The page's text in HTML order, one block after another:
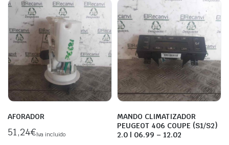
AFORADOR
51,24€Iva incluido
MANDO CLIMATIZADOR
PEUGEOT 406 COUPE (S1/S2)
2.0 | 06.99 – 12.02